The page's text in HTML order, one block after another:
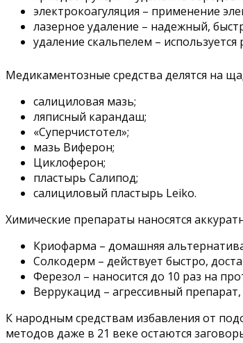
электрокоагуляция – применение
лазерное удаление – надежный,
удаление скальпелем – используется
Медикаментозные средства делятся на
салициловая мазь;
ляписный карандаш;
«Суперчистотел»;
мазь Виферон;
Циклоферон;
пластырь Салипод;
салициловый пластырь Leiko.
Химические препараты наносятся
Криофарма – домашняя
Солкодерм – действует быстро,
Ферезол – наносится до 10 раз на
Веррукацид – агрессивный
К народным средствам избавления от
методов даже в 21 веке остаются